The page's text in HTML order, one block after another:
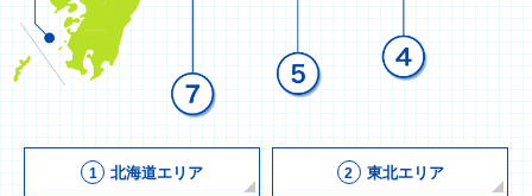
1 北海道エリア 2 東北エリア